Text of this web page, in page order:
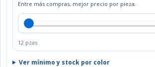
Entre más compras, mejor precio por pieza.
12 pzas
Ver mínimo y stock por color